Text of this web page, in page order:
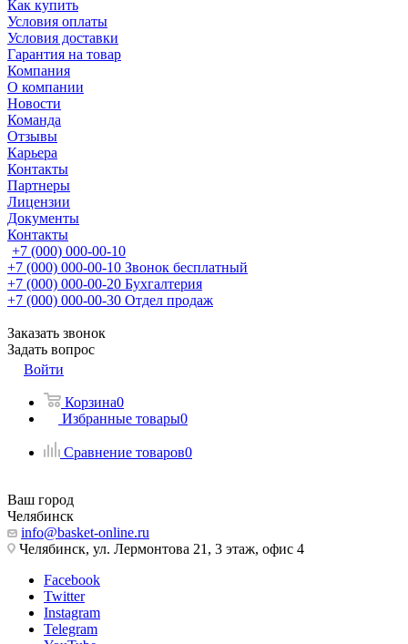
Как купить
Условия оплаты
Условия доставки
Гарантия на товар
Компания
О компании
Новости
Команда
Отзывы
Карьера
Контакты
Партнеры
Лицензии
Документы
Контакты
+7 (000) 000-00-10
+7 (000) 000-00-10 Звонок бесплатный
+7 (000) 000-00-20 Бухгалтерия
+7 (000) 000-00-30 Отдел продаж
Заказать звонок
Задать вопрос
Войти
Корзина0
Избранные товары0
Сравнение товаров0
Ваш город
Челябинск
info@basket-online.ru
Челябинск, ул. Лермонтова 21, 3 этаж, офис 4
Facebook
Twitter
Instagram
Telegram